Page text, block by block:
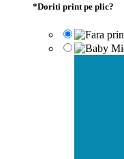
*Doriti print pe plic?